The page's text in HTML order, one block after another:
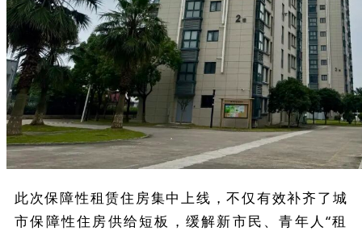
此次保障性租赁住房集中上线，不仅有效补齐了城
市保障性住房供给短板，缓解新市民、青年人“租